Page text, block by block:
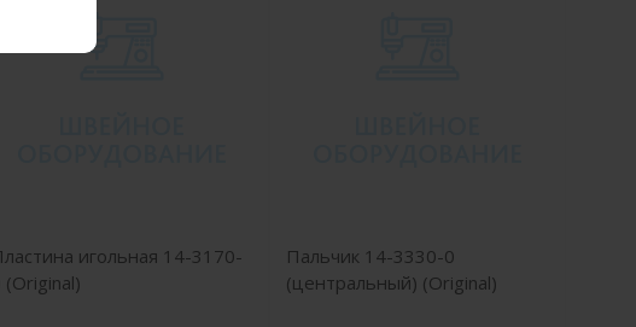
игольная 14-3170-
(Original)
Пальчик 14-3330-0
(центральный) (Original)